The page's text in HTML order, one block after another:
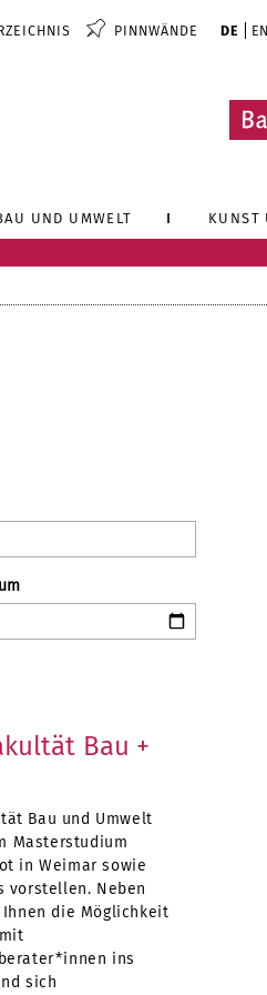
PINNWÄNDE DE EN
UND UMWELT KUNST
Bau +
Bau und Umwelt
Masterstudium
in Weimar sowie
vorstellen. Neben
Ihnen die Möglichkeit
ins
sich